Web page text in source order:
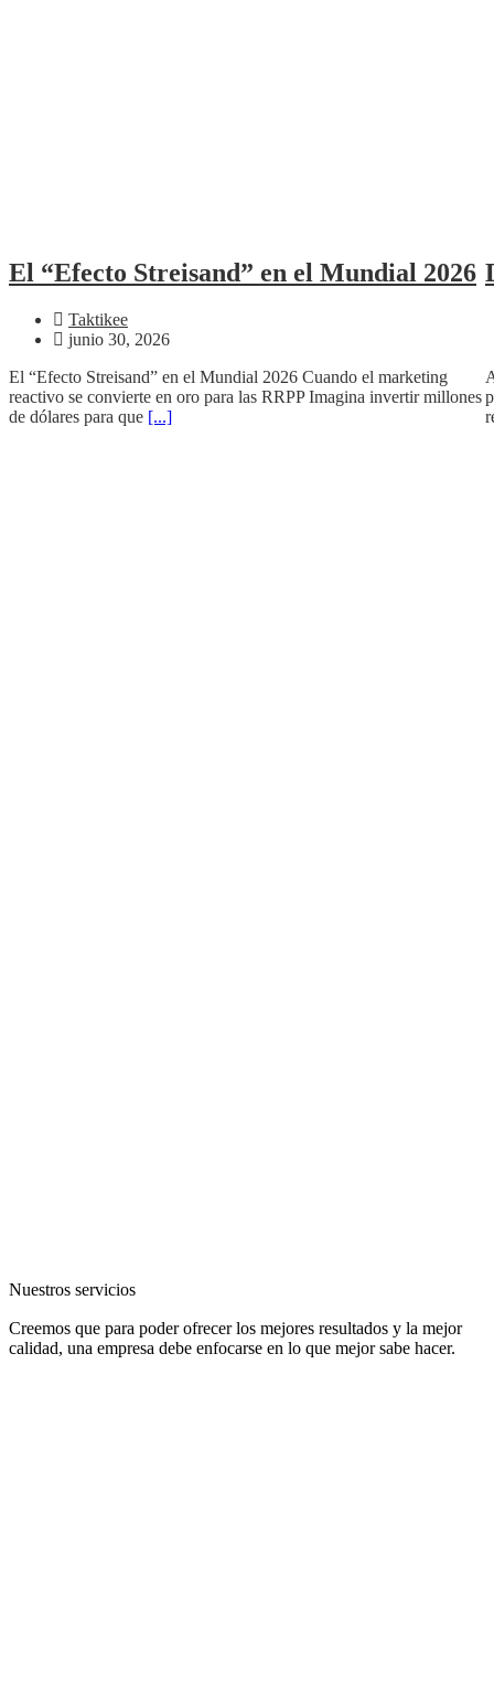
El “Efecto Streisand” en el Mundial 2026
Taktikee
junio 30, 2026
El “Efecto Streisand” en el Mundial 2026 Cuando el marketing
reactivo se convierte en oro para las RRPP Imagina invertir millones
de dólares para que [...]
Nuestros servicios
Creemos que para poder ofrecer los mejores resultados y la mejor
calidad, una empresa debe enfocarse en lo que mejor sabe hacer.